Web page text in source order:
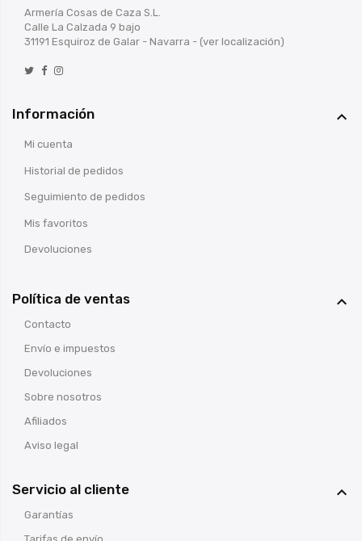
Armería Cosas de Caza S.L.
Calle La Calzada 9 bajo
31191 Esquiroz de Galar - Navarra - (ver localización)
Información 
Mi cuenta
Historial de pedidos
Seguimiento de pedidos
Mis favoritos
Devoluciones
Política de ventas 
Contacto
Envío e impuestos
Devoluciones
Sobre nosotros
Afiliados
Aviso legal
Servicio al cliente 
Garantías